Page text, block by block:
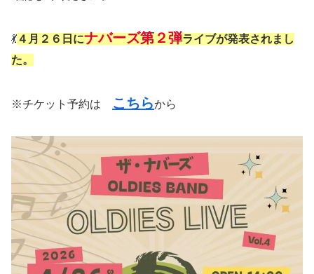
💃４月２６日にナバーズ第２弾ライブが発表されまし
た。
※チケット予約は こちらから